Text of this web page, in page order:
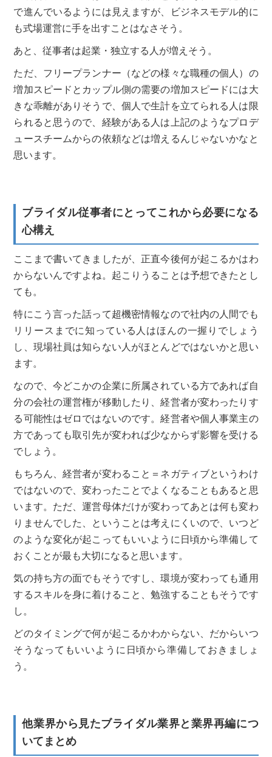
で進んでいるようには見えますが、ビジネスモデル的に
も式場運営に手を出すことはなさそう。
あと、従事者は起業・独立する人が増えそう。
ただ、フリープランナー（などの様々な職種の個人）の
増加スピードとカップル側の需要の増加スピードには大
きな乖離がありそうで、個人で生計を立てられる人は限
られると思うので、経験がある人は上記のようなプロデ
ュースチームからの依頼などは増えるんじゃないかなと
思います。
ブライダル従事者にとってこれから必要になる
心構え
ここまで書いてきましたが、正直今後何が起こるかはわ
からないんですよね。起こりうることは予想できたとし
ても。
特にこう言った話って超機密情報なので社内の人間でも
リリースまでに知っている人はほんの一握りでしょう
し、現場社員は知らない人がほとんどではないかと思い
ます。
なので、今どこかの企業に所属されている方であれば自
分の会社の運営権が移動したり、経営者が変わったりす
る可能性はゼロではないのです。経営者や個人事業主の
方であっても取引先が変われば少なからず影響を受ける
でしょう。
もちろん、経営者が変わること＝ネガティブというわけ
ではないので、変わったことでよくなることもあると思
います。ただ、運営母体だけが変わってあとは何も変わ
りませんでした、ということは考えにくいので、いつど
のような変化が起こってもいいように日頃から準備して
おくことが最も大切になると思います。
気の持ち方の面でもそうですし、環境が変わっても通用
するスキルを身に着けること、勉強することもそうです
し。
どのタイミングで何が起こるかわからない、だからいつ
そうなってもいいように日頃から準備しておきましょ
う。
他業界から見たブライダル業界と業界再編につ
いてまとめ